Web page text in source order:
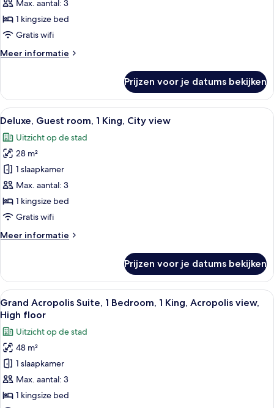
Bedroom
Suite,
King,
laden
Max. aantal: 3
1 kingsize bed
Gratis wifi
Meer informatie
Meer
Suite,
Bedroom
King,
City
view
Prijzen voor je datums bekijken
Alle
foto's
voor
Deluxe,
Guest
room,
1
King,
view
Een net opgemaakt bed met witte
5
Deluxe, Guest room, 1 King, City view
Uitzicht op de stad
28 m²
1 slaapkamer
Max. aantal: 3
1 kingsize bed
Gratis wifi
Meer informatie
Meer
Guest
room,
1
King,
City
view
Prijzen voor je datums bekijken
Alle
foto's
voor
Grand
Acropolis
Suite,
1
Bedroom,
Hotelkamer met een groot bed, een
6
Grand Acropolis Suite, 1 Bedroom, 1 King, Acropolis view,
High floor
Uitzicht op de stad
48 m²
1 slaapkamer
Max. aantal: 3
1 kingsize bed